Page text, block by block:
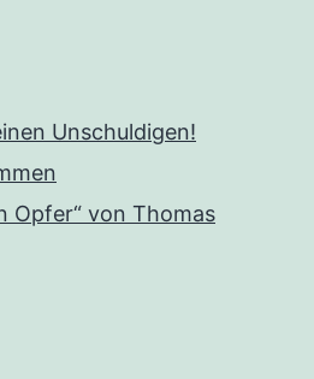
Unschuldigen!
Opfer“ von Thomas